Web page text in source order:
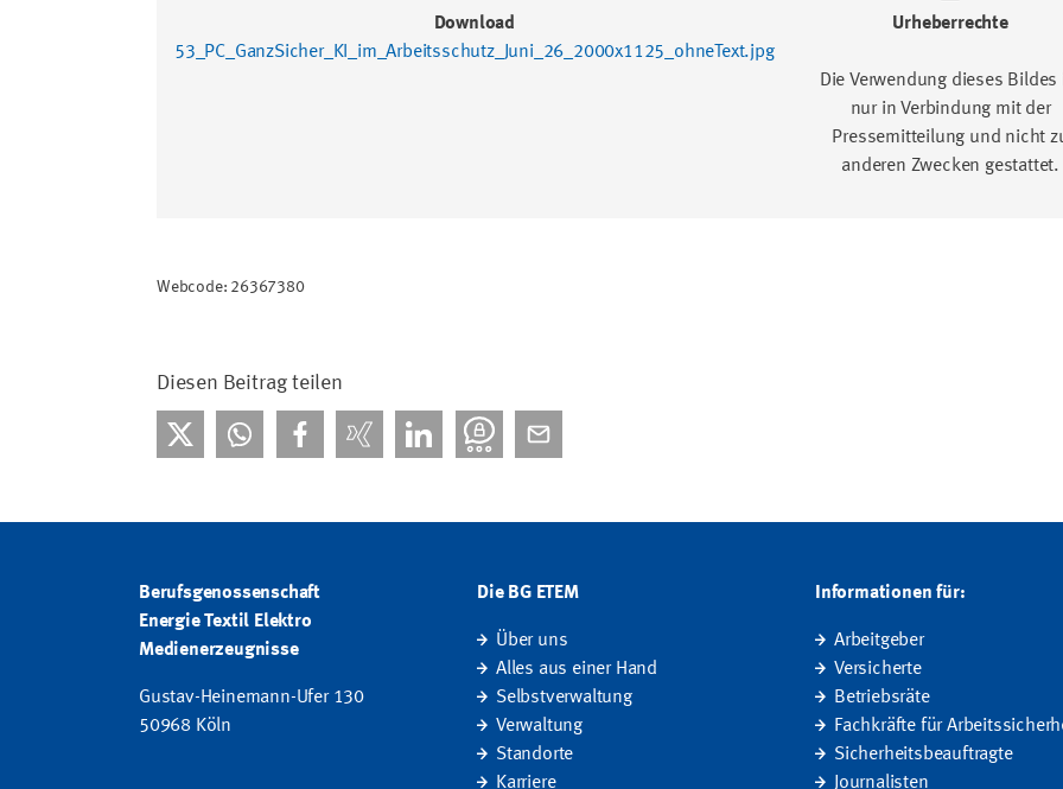
Download
53_PC_GanzSicher_KI_im_Arbeitsschutz_Juni_26_2000x1125_ohneText.jpg
Urheberrechte
Die Verwendung dieses Bildes
nur in Verbindung mit der
Pressemitteilung und nicht
anderen Zwecken gestattet.
Webcode: 26367380
Diesen Beitrag teilen
Berufsgenossenschaft
Energie Textil Elektro
Medienerzeugnisse
Gustav-Heinemann-Ufer 130
50968 Köln
Die BG ETEM
Über uns
Alles aus einer Hand
Selbstverwaltung
Verwaltung
Standorte
Karriere
Informationen für:
Arbeitgeber
Versicherte
Betriebsräte
Fachkräfte für
Sicherheitsbeauftragte
Journalisten